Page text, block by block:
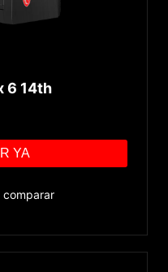
6 14th
YA
comparar